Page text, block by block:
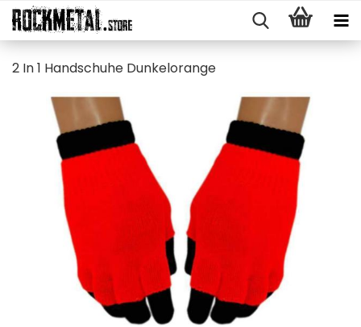
2 In 1 Hand­schu­he Dun­kel­oran­ge